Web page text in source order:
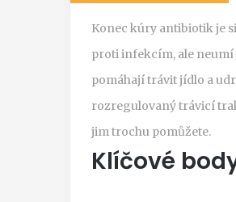
Konec kúry antibiotik je
proti infekcím, ale neumí
pomáhají trávit jídlo a
rozregulovaný trávicí
jim trochu pomůžete.
Klíčové